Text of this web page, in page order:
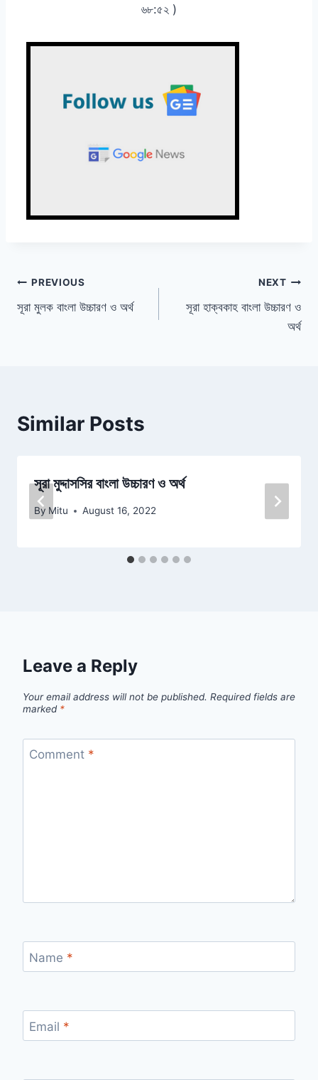
৬৮:৫২ )
Post
navigation
PREVIOUS
সূরা মুলক বাংলা উচ্চারণ ও অর্থ
NEXT
সূরা হাক্বকাহ বাংলা উচ্চারণ ও
অর্থ
Similar Posts
সূরা মুদ্দাসসির বাংলা উচ্চারণ ও অর্থ
By Mitu August 16, 2022
Leave a Reply
Your email address will not be published. Required fields are
marked *
Comment *
Name *
Email *